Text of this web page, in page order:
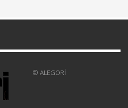
© ALEGORİ